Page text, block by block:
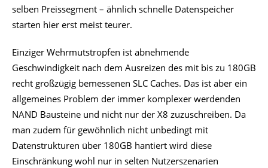
selben Preissegment – ähnlich schnelle Datenspeicher
starten hier erst meist teurer.
Einziger Wehrmutstropfen ist abnehmende
Geschwindigkeit nach dem Ausreizen des mit bis zu 180GB
recht großzügig bemessenen SLC Caches. Das ist aber ein
allgemeines Problem der immer komplexer werdenden
NAND Bausteine und nicht nur der X8 zuzuschreiben. Da
man zudem für gewöhnlich nicht unbedingt mit
Datenstrukturen über 180GB hantiert wird diese
Einschränkung wohl nur in selten Nutzerszenarien